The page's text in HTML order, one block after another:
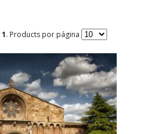
1. Products por página